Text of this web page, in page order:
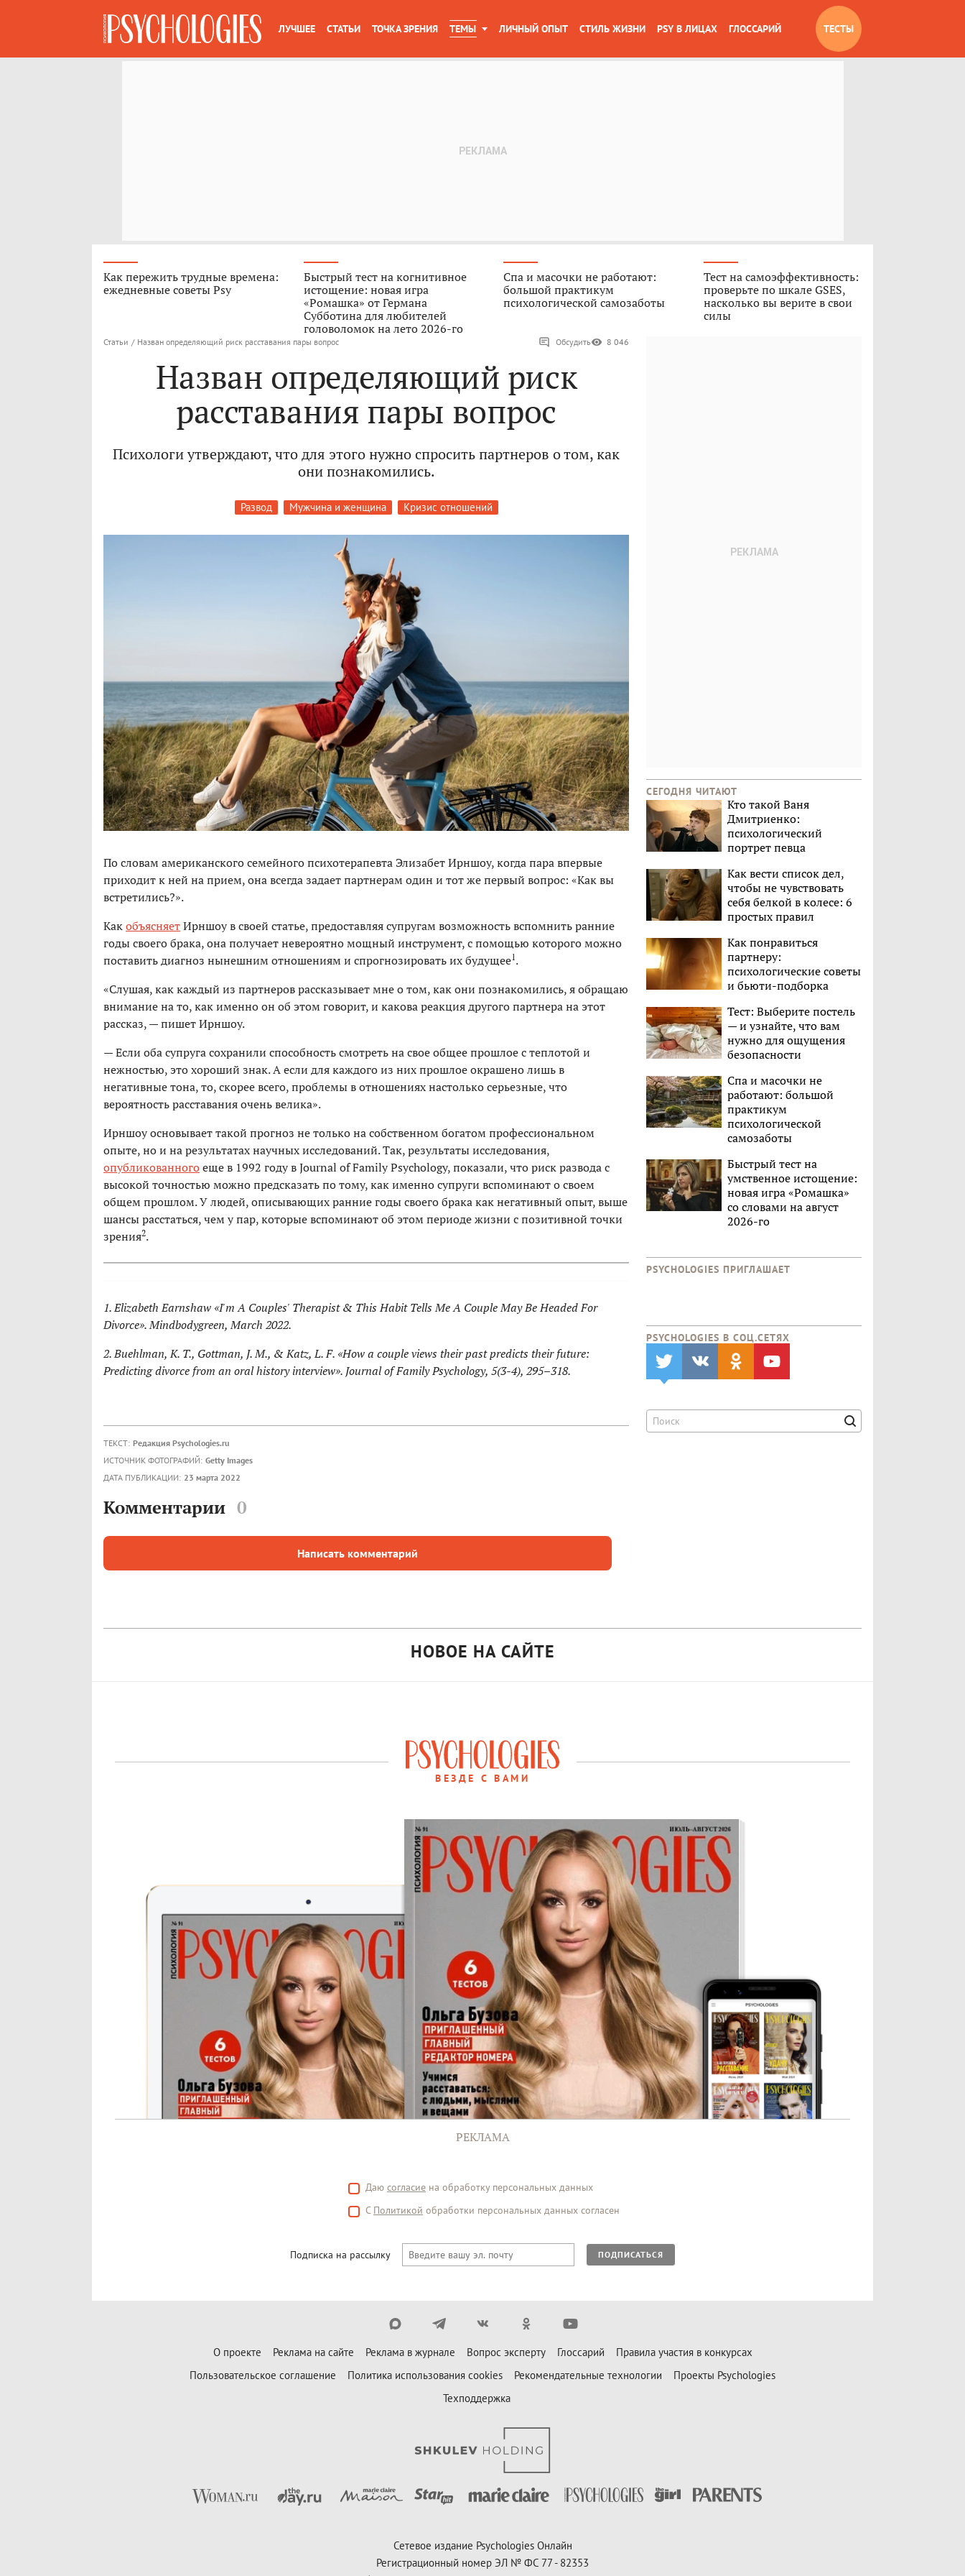
ЛУЧШЕЕ СТАТЬИ ТОЧКА ЗРЕНИЯ ТЕМЫ ЛИЧНЫЙ ОПЫТ СТИЛЬ ЖИЗНИ PSY В ЛИЦАХ ГЛОССАРИЙ ТЕСТЫ
Как пережить трудные времена:
ежедневные советы Psy
Быстрый тест на когнитивное
истощение: новая игра
«Ромашка» от Германа
Субботина для любителей
головоломок на лето 2026-го
Спа и масочки не работают:
большой практикум
психологической самозаботы
Тест на самоэффективность:
проверьте по шкале GSES,
насколько вы верите в свои
силы
Статьи / Назван определяющий риск расставания пары вопрос Обсудить 8 046
Назван определяющий риск
расставания пары вопрос
Психологи утверждают, что для этого нужно спросить партнеров о том, как
они познакомились.
Развод Мужчина и женщина Кризис отношений
По словам американского семейного психотерапевта Элизабет Ирншоу, когда пара впервые
приходит к ней на прием, она всегда задает партнерам один и тот же первый вопрос: «Как вы
встретились?».
КакобъясняетИрншоу в своей статье, предоставляя супругам возможность вспомнить ранние
годы своего брака, она получает невероятно мощный инструмент, с помощью которого можно
поставить диагноз нынешним отношениям и спрогнозировать их будущее1.
«Слушая, как каждый из партнеров рассказывает мне о том, как они познакомились, я обращаю
внимание на то, как именно он об этом говорит, и какова реакция другого партнера на этот
рассказ, — пишет Ирншоу.
— Если оба супруга сохранили способность смотреть на свое общее прошлое с теплотой и
нежностью, это хороший знак. А если для каждого из них прошлое окрашено лишь в
негативные тона, то, скорее всего, проблемы в отношениях настолько серьезные, что
вероятность расставания очень велика».
Ирншоу основывает такой прогноз не только на собственном богатом профессиональном
опыте, но и на результатах научных исследований. Так, результаты исследования,
опубликованногоеще в 1992 году в Journal of Family Psychology, показали, что риск развода с
высокой точностью можно предсказать по тому, как именно супруги вспоминают о своем
общем прошлом. У людей, описывающих ранние годы своего брака как негативный опыт, выше
шансы расстаться, чем у пар, которые вспоминают об этом периоде жизни с позитивной точки
зрения2.
1. Elizabeth Earnshaw «I'm A Couples' Therapist & This Habit Tells Me A Couple May Be Headed For
Divorce». Mindbodygreen, March 2022.
2. Buehlman, K. T., Gottman, J. M., & Katz, L. F. «How a couple views their past predicts their future:
Predicting divorce from an oral history interview». Journal of Family Psychology, 5(3-4), 295–318.
ТЕКСТ: Редакция Psychologies.ru
ИСТОЧНИК ФОТОГРАФИЙ: Getty Images
ДАТА ПУБЛИКАЦИИ: 23 марта 2022
Комментарии 0
Написать комментарий
СЕГОДНЯ ЧИТАЮТ
Кто такой Ваня
Дмитриенко:
психологический
портрет певца
Как вести список дел,
чтобы не чувствовать
себя белкой в колесе: 6
простых правил
Как понравиться
партнеру:
психологические советы
и бьюти-подборка
Тест: Выберите постель
— и узнайте, что вам
нужно для ощущения
безопасности
Спа и масочки не
работают: большой
практикум
психологической
самозаботы
Быстрый тест на
умственное истощение:
новая игра «Ромашка»
со словами на август
2026-го
PSYCHOLOGIES ПРИГЛАШАЕТ
PSYCHOLOGIES В CОЦ.СЕТЯХ
НОВОЕ НА САЙТЕ
ВЕЗДЕ С ВАМИ
РЕКЛАМА
Даю согласие на обработку персональных данных
С Политикой обработки персональных данных согласен
Подписка на рассылку ПОДПИСАТЬСЯ
О проекте Реклама на сайте Реклама в журнале Вопрос эксперту Глоссарий
Правила участия в конкурсах
Пользовательское соглашение
Политика использования cookies Рекомендательные технологии
Проекты Psychologies
Техподдержка
Сетевое издание Psychologies Онлайн
Регистрационный номер ЭЛ № ФС 77 - 82353